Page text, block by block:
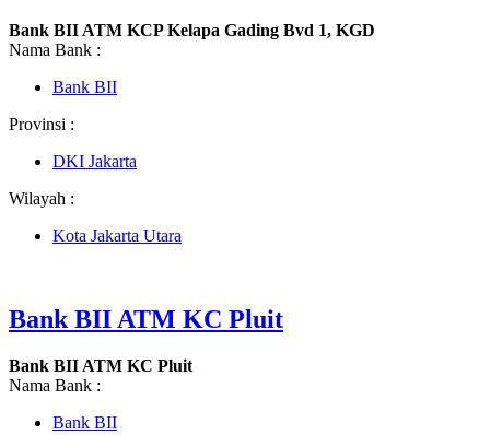
Bank BII ATM KCP Kelapa Gading Bvd 1, KGD
Nama Bank :
Bank BII
Provinsi :
DKI Jakarta
Wilayah :
Kota Jakarta Utara
Bank BII ATM KC Pluit
Bank BII ATM KC Pluit
Nama Bank :
Bank BII